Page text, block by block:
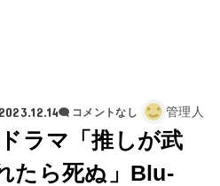
2023.12.14 コメントなし 管理人
ラマ「推しが武
たら死ぬ」Blu-